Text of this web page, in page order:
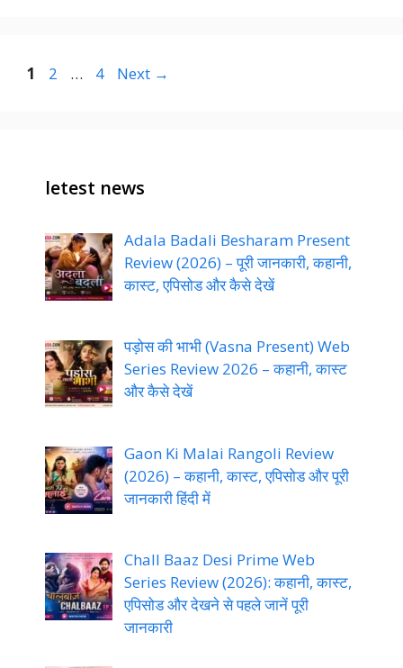
Page
1 Page
2 … Page
4 Next →
letest news
Adala Badali Besharam Present
Review (2026) – पूरी जानकारी, कहानी,
कास्ट, एपिसोड और कैसे देखें
पड़ोस की भाभी (Vasna Present) Web
Series Review 2026 – कहानी, कास्ट
और कैसे देखें
Gaon Ki Malai Rangoli Review
(2026) – कहानी, कास्ट, एपिसोड और पूरी
जानकारी हिंदी में
Chall Baaz Desi Prime Web
Series Review (2026): कहानी, कास्ट,
एपिसोड और देखने से पहले जानें पूरी
जानकारी